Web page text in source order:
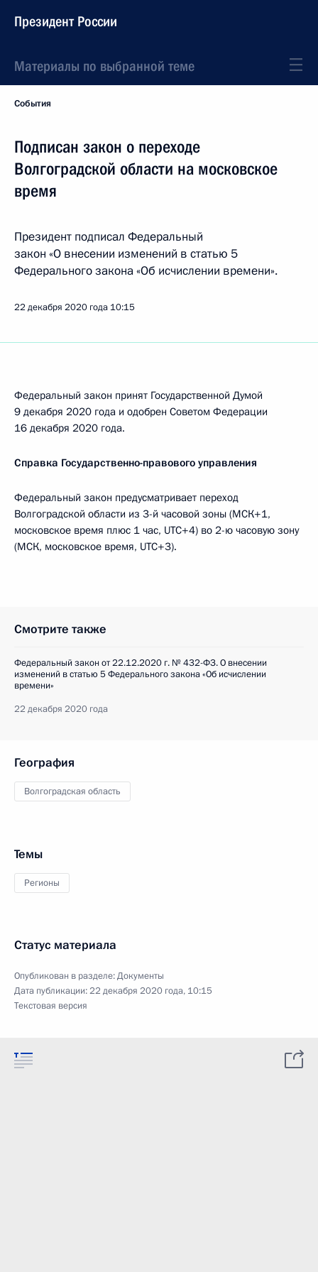
Президент России
Материалы по выбранной теме
События
Подписан закон о переходе
Волгоградской области на московское
время
Президент подписал Федеральный
закон «О внесении изменений в статью 5
Федерального закона «Об исчислении времени».
22 декабря 2020 года 10:15
Федеральный закон принят Государственной Думой
9 декабря 2020 года и одобрен Советом Федерации
16 декабря 2020 года.
Справка Государственно-правового управления
Федеральный закон предусматривает переход
Волгоградской области из 3-й часовой зоны (МСК+1,
московское время плюс 1 час, UTC+4) во 2-ю часовую зону
(МСК, московское время, UTC+3).
Смотрите также
Федеральный закон от 22.12.2020 г. № 432-ФЗ. О внесении
изменений в статью 5 Федерального закона «Об исчислении
времени»
22 декабря 2020 года
География
Волгоградская область
Темы
Регионы
Статус материала
Опубликован в разделе:Документы
Дата публикации:22 декабря 2020 года, 10:15
Текстовая версия